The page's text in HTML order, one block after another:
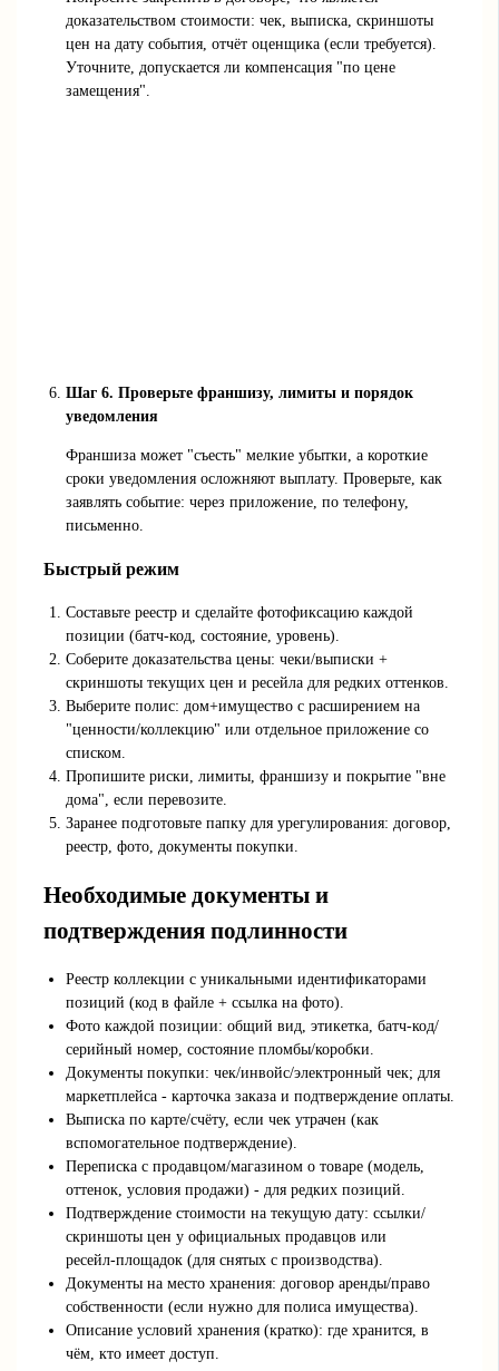
доказательством стоимости: чек, выписка, скриншоты
цен на дату события, отчёт оценщика (если требуется).
Уточните, допускается ли компенсация "по цене
замещения".
Шаг 6. Проверьте франшизу, лимиты и порядок
уведомления
Франшиза может "съесть" мелкие убытки, а короткие
сроки уведомления осложняют выплату. Проверьте, как
заявлять событие: через приложение, по телефону,
письменно.
Быстрый режим
Составьте реестр и сделайте фотофиксацию каждой
позиции (батч‑код, состояние, уровень).
Соберите доказательства цены: чеки/выписки +
скриншоты текущих цен и ресейла для редких оттенков.
Выберите полис: дом+имущество с расширением на
"ценности/коллекцию" или отдельное приложение со
списком.
Пропишите риски, лимиты, франшизу и покрытие "вне
дома", если перевозите.
Заранее подготовьте папку для урегулирования: договор,
реестр, фото, документы покупки.
Необходимые документы и
подтверждения подлинности
Реестр коллекции с уникальными идентификаторами
позиций (код в файле + ссылка на фото).
Фото каждой позиции: общий вид, этикетка, батч‑код/
серийный номер, состояние пломбы/коробки.
Документы покупки: чек/инвойс/электронный чек; для
маркетплейса - карточка заказа и подтверждение оплаты.
Выписка по карте/счёту, если чек утрачен (как
вспомогательное подтверждение).
Переписка с продавцом/магазином о товаре (модель,
оттенок, условия продажи) - для редких позиций.
Подтверждение стоимости на текущую дату: ссылки/
скриншоты цен у официальных продавцов или
ресейл‑площадок (для снятых с производства).
Документы на место хранения: договор аренды/право
собственности (если нужно для полиса имущества).
Описание условий хранения (кратко): где хранится, в
чём, кто имеет доступ.